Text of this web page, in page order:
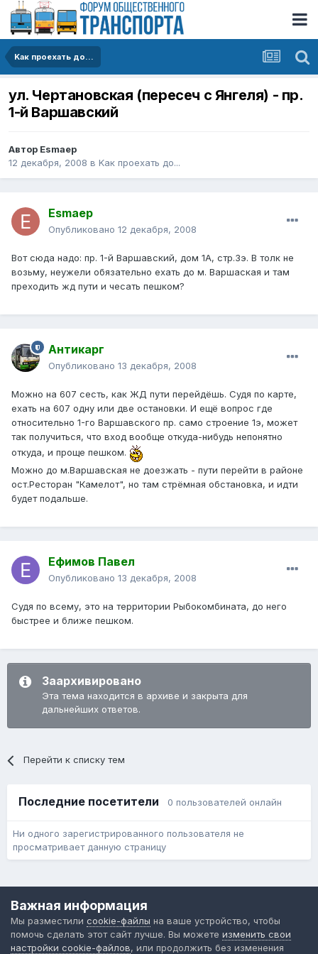
Kак проехать до...
ул. Чертановская (пересеч с Янгеля) - пр.
1-й Варшавский
Автор Esmaep
12 декабря, 2008 в Kак проехать до...
Esmaep
Опубликовано 12 декабря, 2008
Вот сюда надо: пр. 1-й Варшавский, дом 1А, стр.3э. В толк не
возьму, неужели обязательно ехать до м. Варшаская и там
преходить жд пути и чесать пешком?
Антикарг
Опубликовано 13 декабря, 2008
Можно на 607 сесть, как ЖД пути перейдёшь. Судя по карте,
ехать на 607 одну или две остановки. И ещё вопрос где
относительно 1-го Варшавского пр. само строение 1э, может
так получиться, что вход вообще откуда-нибудь непонятно
откуда, и проще пешком.
Можно до м.Варшавская не доезжать - пути перейти в районе
ост.Ресторан "Камелот", но там стрёмная обстановка, и идти
будет подальше.
Ефимов Павел
Опубликовано 13 декабря, 2008
Судя по всему, это на территории Рыбокомбината, до него
быстрее и ближе пешком.
Заархивировано
Эта тема находится в архиве и закрыта для
дальнейших ответов.
Перейти к списку тем
Последние посетители 0 пользователей онлайн
Ни одного зарегистрированного пользователя не
просматривает данную страницу
Форум общественного транспорта
Powered by Invision Community
Важная информация
Мы разместили cookie-файлы на ваше устройство, чтобы
помочь сделать этот сайт лучше. Вы можете изменить свои
настройки cookie-файлов, или продолжить без изменения